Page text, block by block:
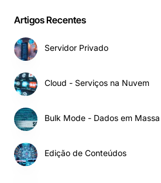
Artigos Recentes
Servidor Privado
Cloud - Serviços na Nuvem
Bulk Mode - Dados em Massa
Edição de Conteúdos